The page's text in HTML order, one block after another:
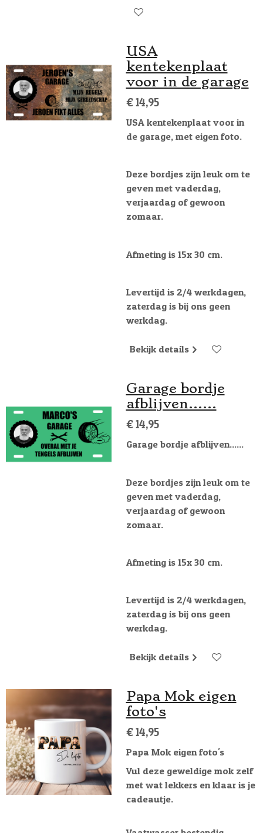
USA
kentekenplaat
voor in de garage
€ 14,95
USA kentekenplaat voor in
de garage, met eigen foto.
Deze bordjes zijn leuk om te
geven met vaderdag,
verjaardag of gewoon
zomaar.
Afmeting is 15x 30 cm.
Levertijd is 2/4 werkdagen,
zaterdag is bij ons geen
werkdag.
Bekijk details
Garage bordje
afblijven......
€ 14,95
Garage bordje afblijven......
Deze bordjes zijn leuk om te
geven met vaderdag,
verjaardag of gewoon
zomaar.
Afmeting is 15x 30 cm.
Levertijd is 2/4 werkdagen,
zaterdag is bij ons geen
werkdag.
Bekijk details
Papa Mok eigen
foto's
€ 14,95
Papa Mok eigen foto's
Vul deze geweldige mok zelf
met wat lekkers en klaar is je
cadeautje.